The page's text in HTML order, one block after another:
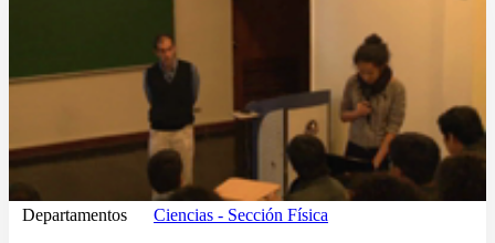
Departamentos Ciencias - Sección Física